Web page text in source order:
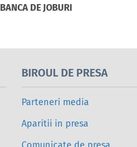
BANCA DE JOBURI
BIROUL DE PRESA
Parteneri media
Aparitii in presa